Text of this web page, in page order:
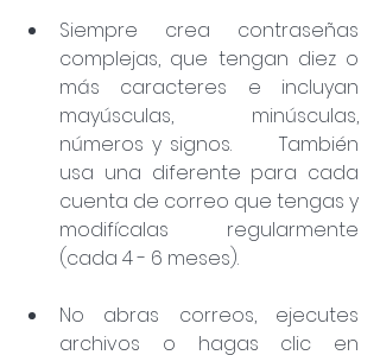
Siempre crea contraseñas
complejas, que tengan diez o
más caracteres e incluyan
mayúsculas, minúsculas,
números y signos.      También
usa una diferente para cada
cuenta de correo que tengas y
modifícalas regularmente
(cada 4 - 6 meses).
No abras correos, ejecutes
archivos o hagas clic en